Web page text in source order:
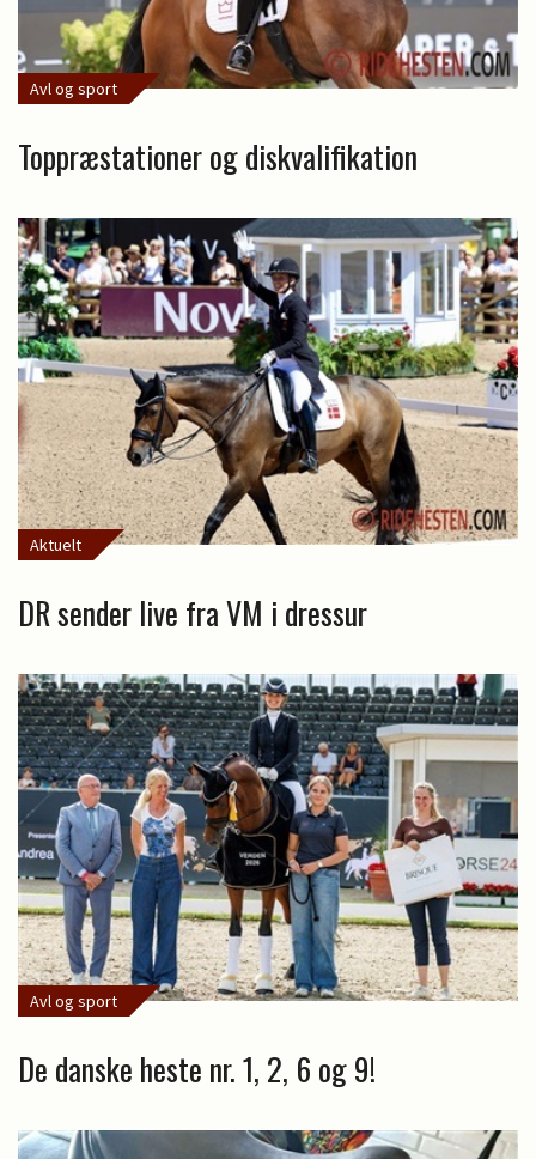
Avl og sport
Toppræstationer og diskvalifikation
Aktuelt
DR sender live fra VM i dressur
Avl og sport
De danske heste nr. 1, 2, 6 og 9!